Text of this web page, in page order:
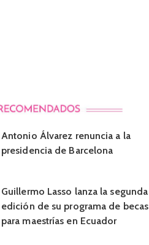
Antonio Álvarez renuncia a la
presidencia de Barcelona
Guillermo Lasso lanza la segunda
edición de su programa de becas
para maestrías en Ecuador